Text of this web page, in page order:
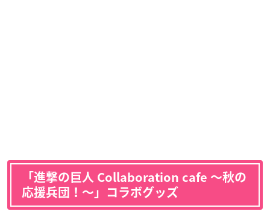
「進撃の巨人 Collaboration cafe 〜秋の
応援兵団！〜」コラボグッズ